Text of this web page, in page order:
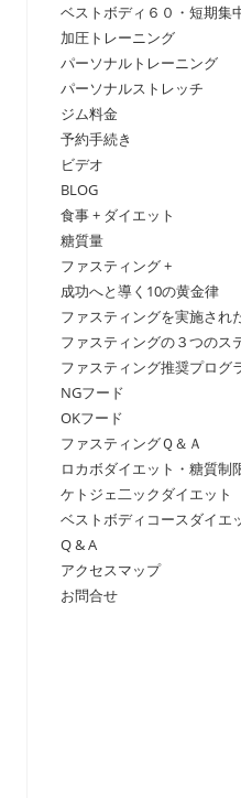
ベストボディ６０・短期集
加圧トレーニング
パーソナルトレーニング
パーソナルストレッチ
ジム料金
予約手続き
ビデオ
BLOG
食事 + ダイエット
糖質量
ファスティング +
成功へと導く10の黄金律
ファスティングを実施され
ファスティングの３つのス
ファスティング推奨プログ
NGフード
OKフード
ファスティングＱ＆Ａ
ロカボダイエット・糖質制
ケトジェ二ックダイエット
ベストボディコースダイエ
Q & A
アクセスマップ
お問合せ